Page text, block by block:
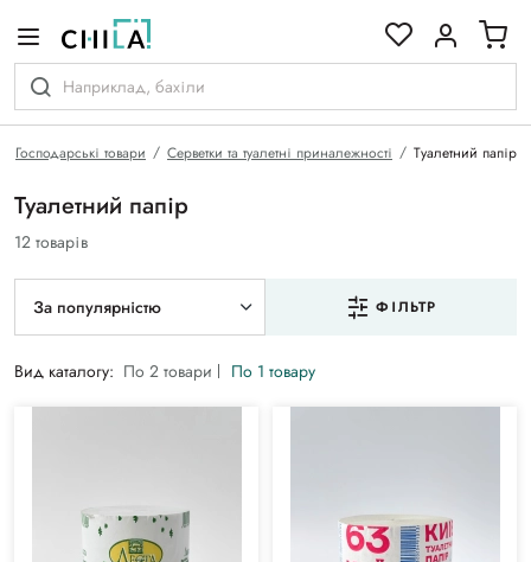
Господарські товари Серветки та туалетні приналежності Туалетний папір
Туалетний папір
12 товарів
За популярністю ФІЛЬТР
Вид каталогу: По 2 товари По 1 товару
гамі